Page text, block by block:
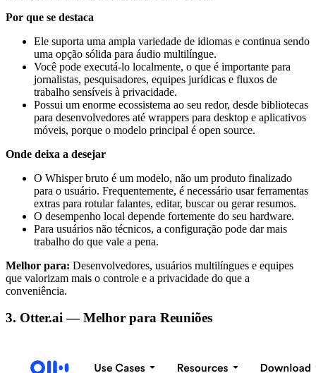
Por que se destaca
Ele suporta uma ampla variedade de idiomas e continua sendo
uma opção sólida para áudio multilíngue.
Você pode executá-lo localmente, o que é importante para
jornalistas, pesquisadores, equipes jurídicas e fluxos de
trabalho sensíveis à privacidade.
Possui um enorme ecossistema ao seu redor, desde bibliotecas
para desenvolvedores até wrappers para desktop e aplicativos
móveis, porque o modelo principal é open source.
Onde deixa a desejar
O Whisper bruto é um modelo, não um produto finalizado
para o usuário. Frequentemente, é necessário usar ferramentas
extras para rotular falantes, editar, buscar ou gerar resumos.
O desempenho local depende fortemente do seu hardware.
Para usuários não técnicos, a configuração pode dar mais
trabalho do que vale a pena.
Melhor para: Desenvolvedores, usuários multilíngues e equipes
que valorizam mais o controle e a privacidade do que a
conveniência.
3. Otter.ai — Melhor para Reuniões